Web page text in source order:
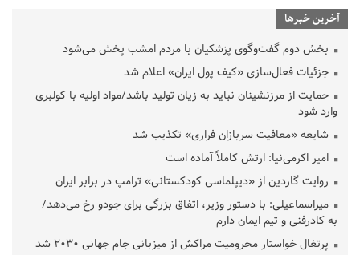
آخرین خبرها
بخش دوم گفت‌وگوی پزشکیان با مردم امشب پخش می‌شود
جزئیات فعال‌سازی «کیف پول ایران» اعلام شد
حمایت از مرزنشینان نباید به زیان تولید باشد/مواد اولیه با کولبری
وارد شود
شایعه «معافیت سربازان فراری» تکذیب شد
امیر اکرمی‌نیا: ارتش کاملاً آماده است
روایت گاردین از «دیپلماسی کودکستانی» ترامپ در برابر ایران
میراسماعیلی: با دستور وزیر، اتفاق بزرگی برای جودو رخ می‌دهد/
به کادرفنی و تیم ایمان دارم
پرتغال خواستار محرومیت مراکش از میزبانی جام جهانی ۲۰۳۰ شد